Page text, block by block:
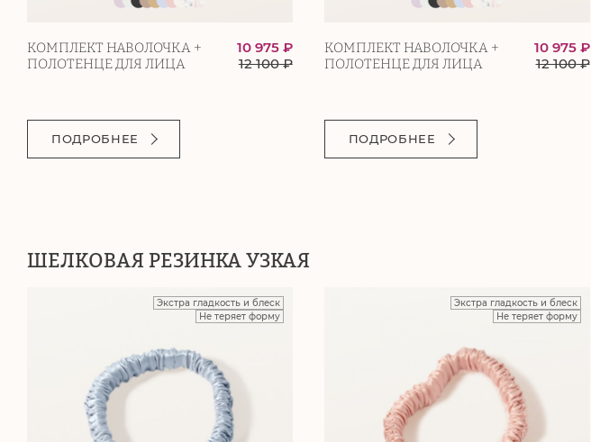
КОМПЛЕКТ НАВОЛОЧКА +
ПОЛОТЕНЦЕ ДЛЯ ЛИЦА
10 975 ₽
12 100₽
ПОДРОБНЕЕ
КОМПЛЕКТ НАВОЛОЧКА +
ПОЛОТЕНЦЕ ДЛЯ ЛИЦА
10 975 ₽
12 100₽
ПОДРОБНЕЕ
ШЕЛКОВАЯ РЕЗИНКА УЗКАЯ
Экстра гладкость и блеск
Не теряет форму
Экстра гладкость и блеск
Не теряет форму